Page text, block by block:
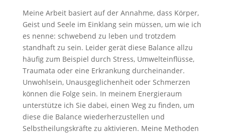
Meine Arbeit basiert auf der Annahme, dass Körper,
Geist und Seele im Einklang sein müssen, um wie ich
es nenne: schwebend zu leben und trotzdem
standhaft zu sein. Leider gerät diese Balance allzu
häufig zum Beispiel durch Stress, Umwelteinflüsse,
Traumata oder eine Erkrankung durcheinander.
Unwohlsein, Unausgeglichenheit oder Schmerzen
können die Folge sein. In meinem Energieraum
unterstütze ich Sie dabei, einen Weg zu finden, um
diese die Balance wiederherzustellen und
Selbstheilungskräfte zu aktivieren. Meine Methoden